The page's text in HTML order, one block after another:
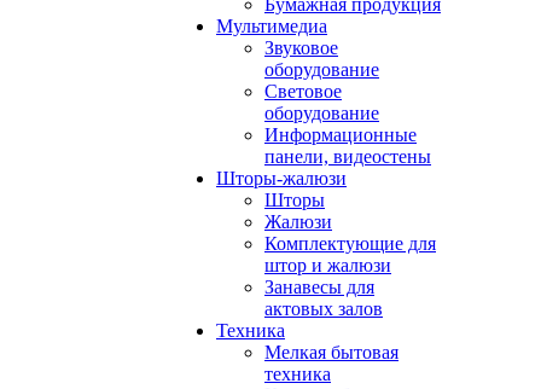
Бумажная продукция
Мультимедиа
Звуковое
оборудование
Световое
оборудование
Информационные
панели, видеостены
Шторы-жалюзи
Шторы
Жалюзи
Комплектующие для
штор и жалюзи
Занавесы для
актовых залов
Техника
Мелкая бытовая
техника